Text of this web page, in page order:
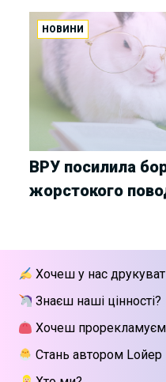
НОВИНИ
ВРУ посилила
жорстокого
Хочеш у нас
Знаєш наші цінності?
Хочеш
Стань автором Lойер